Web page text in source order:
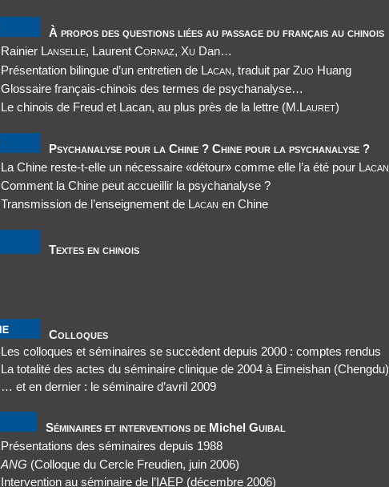
À propos des questions liées au passage du français au chinois
Rainier Lanselle, Laurent Cornaz, Xu Dan…
Présentation bilingue d’un entretien de Lacan, traduit par Zuo Huang
Glossaire français-chinois des termes de psychanalyse…
Le chinois de Freud et Lacan, au plus près de la lettre (M.Lauret)
Psychanalyse pour la Chine ? Chine pour la psychanalyse ?
La Chine reste-t-elle un nécessaire «détour» comme elle l’a été pour Lacan
Comment la Chine peut accueillir la psychanalyse ?
Transmission de l’enseignement de Lacan en Chine
Textes en chinois
Colloques
Les colloques et séminaires se succèdent depuis 2000 : comptes rendus
La totalité des actes du séminaire clinique de 2004 à Eimeishan (Chengdu)
… et en dernier : le séminaire d’avril 2009
Séminaires et interventions de Michel Guibal
Présentations des séminaires depuis 1988
ANG (Colloque du Cercle Freudien, juin 2006)
Intervention au séminaire de l’IAEP (décembre 2006)